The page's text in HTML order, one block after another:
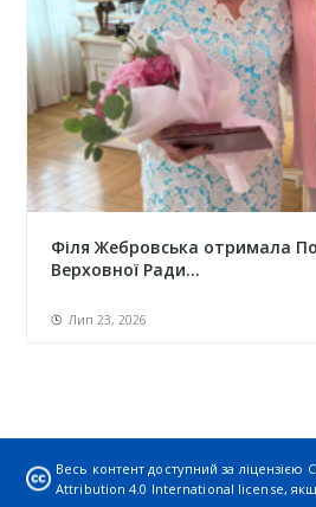
Філя Жебровська отримала
Верховної Ради...
Лип 23, 2026
Весь контент доступний за ліцензією
Attribution 4.0 International license,